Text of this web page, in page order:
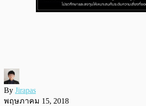
By Jirapas
พฤษภาคม 15, 2018